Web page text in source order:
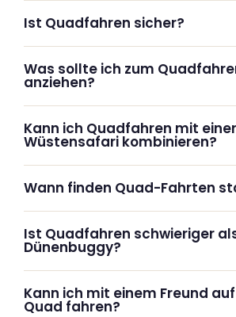
Ist Quadfahren sicher?
Was sollte ich zum
anziehen?
Kann ich Quadfahren mit einer
Wüstensafari kombinieren?
Wann finden Quad-Fahrten
Ist Quadfahren schwieriger
Dünenbuggy?
Kann ich mit einem Freund
Quad fahren?